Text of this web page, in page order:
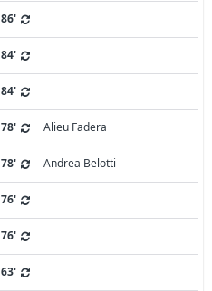
86'
84'
84'
78' Alieu Fadera
78' Andrea Belotti
76'
76'
63'